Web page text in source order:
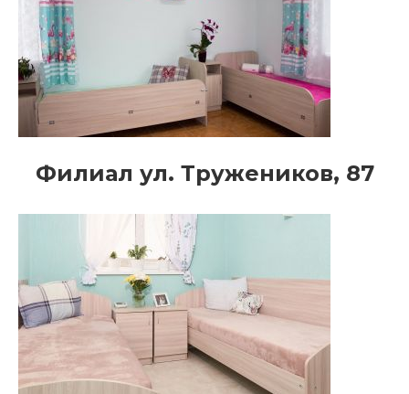
Филиал ул. Тружеников, 87